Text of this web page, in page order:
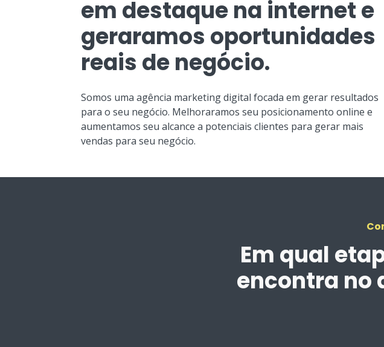
em destaque na internet e
geraramos oportunidades
reais de negócio.
Somos uma agência marketing digital focada em gerar resultados
para o seu negócio. Melhoraramos seu posicionamento online e
aumentamos seu alcance a potenciais clientes para gerar mais
vendas para seu negócio.
Em qual
encontra no